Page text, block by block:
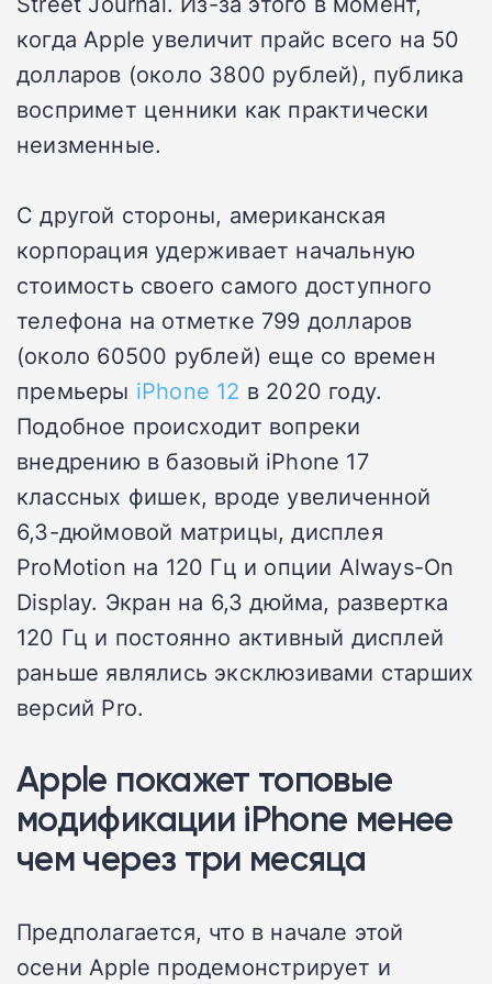
когда Apple увеличит прайс всего на 50
долларов (около 3800 рублей), публика
воспримет ценники как практически
неизменные.
С другой стороны, американская
корпорация удерживает начальную
стоимость своего самого доступного
телефона на отметке 799 долларов
(около 60500 рублей) еще со времен
премьеры iPhone 12 в 2020 году.
Подобное происходит вопреки
внедрению в базовый iPhone 17
классных фишек, вроде увеличенной
6,3-дюймовой матрицы, дисплея
ProMotion на 120 Гц и опции Always-On
Display. Экран на 6,3 дюйма, развертка
120 Гц и постоянно активный дисплей
раньше являлись эксклюзивами старших
версий Pro.
Apple покажет топовые
модификации iPhone менее
чем через три месяца
Предполагается, что в начале этой
осени Apple продемонстрирует и